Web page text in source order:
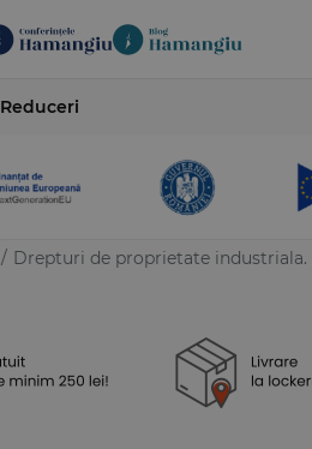
Reduceri
/ Drepturi de proprietate